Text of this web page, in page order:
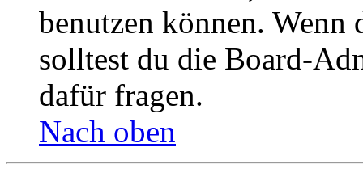
benutzen können. Wenn
solltest du die Board-
dafür fragen.
Nach oben